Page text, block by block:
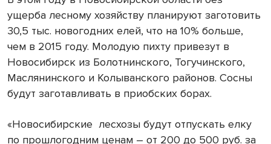
ущерба лесному хозяйству планируют заготовить
30,5 тыс. новогодних елей, что на 10% больше,
чем в 2015 году. Молодую пихту привезут в
Новосибирск из Болотнинского, Тогучинского,
Маслянинского и Колыванского районов. Сосны
будут заготавливать в приобских борах.
«Новосибирские лесхозы будут отпускать елку
по прошлогодним ценам – от 200 до 500 руб. за